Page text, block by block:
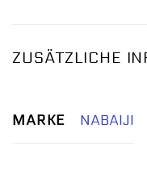
ZUSÄTZLICHE
MARKE NABAIJI